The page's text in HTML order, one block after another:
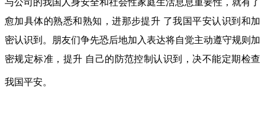
与公司的我国人身安全和社会性家庭生活息息重要性，就有了
愈加具体的熟悉和熟知，进那步提升 了我国平安认识到和加
密认识到。朋友们争先恐后地加入表达将自觉主动遵守规则加
密规定标准，提升 自己的防范控制认识到，决不能定期检查
我国平安。